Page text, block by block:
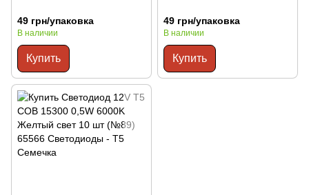
49 грн/упаковка
В наличии
Купить
49 грн/упаковка
В наличии
Купить